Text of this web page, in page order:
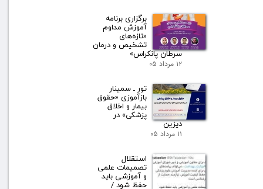
برگزاری برنامه
آموزش مداوم
«تازه‌های
تشخیص و درمان
سرطان پانکراس»
۱۲ مرداد ۰۵
تور ـ سمینار
بازآموزی «حقوق
بیمار و اخلاق
پزشکی» در
دیزین
۱۱ مرداد ۰۵
استقلال
تصمیمات علمی
و آموزشی باید
حفظ شود /